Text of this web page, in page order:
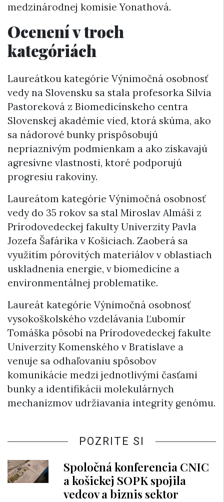
medzinárodnej komisie Yonathová.
Ocenení v troch
kategóriách
Laureátkou kategórie Výnimočná osobnosť
vedy na Slovensku sa stala profesorka Silvia
Pastoreková z Biomedicínskeho centra
Slovenskej akadémie vied, ktorá skúma, ako
sa nádorové bunky prispôsobujú
nepriaznivým podmienkam a ako získavajú
agresívne vlastnosti, ktoré podporujú
progresiu rakoviny.
Laureátom kategórie Výnimočná osobnosť
vedy do 35 rokov sa stal Miroslav Almáši z
Prírodovedeckej fakulty Univerzity Pavla
Jozefa Šafárika v Košiciach. Zaoberá sa
využitím pórovitých materiálov v oblastiach
uskladnenia energie, v biomedicíne a
environmentálnej problematike.
Laureát kategórie Výnimočná osobnosť
vysokoškolského vzdelávania Ľubomír
Tomáška pôsobí na Prírodovedeckej fakulte
Univerzity Komenského v Bratislave a
venuje sa odhaľovaniu spôsobov
komunikácie medzi jednotlivými časťami
bunky a identifikácii molekulárnych
mechanizmov udržiavania integrity genómu.
POZRITE SI
Spoločná konferencia CNIC
a košickej SOPK spojila
vedcov a biznis sektor